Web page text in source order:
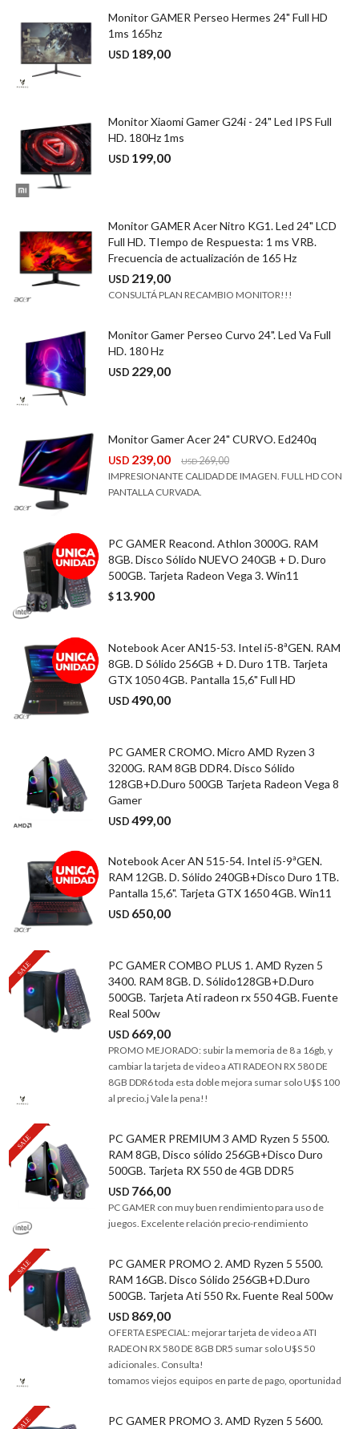
Monitor GAMER Perseo Hermes 24" Full HD
1ms 165hz
USD 189,00
Monitor Xiaomi Gamer G24i - 24" Led IPS Full
HD. 180Hz 1ms
USD 199,00
Monitor GAMER Acer Nitro KG1. Led 24" LCD
Full HD. TIempo de Respuesta: 1 ms VRB.
Frecuencia de actualización de 165 Hz
USD 219,00
CONSULTÁ PLAN RECAMBIO MONITOR!!!
Monitor Gamer Perseo Curvo 24". Led Va Full
HD. 180 Hz
USD 229,00
Monitor Gamer Acer 24" CURVO. Ed240q
USD 239,00 USD269,00
IMPRESIONANTE CALIDAD DE IMAGEN. FULL HD CON
PANTALLA CURVADA.
PC GAMER Reacond. Athlon 3000G. RAM
8GB. Disco Sólido NUEVO 240GB + D. Duro
500GB. Tarjeta Radeon Vega 3. Win11
$13.900
Notebook Acer AN15-53. Intel i5-8ªGEN. RAM
8GB. D Sólido 256GB + D. Duro 1TB. Tarjeta
GTX 1050 4GB. Pantalla 15,6" Full HD
USD490,00
PC GAMER CROMO. Micro AMD Ryzen 3
3200G. RAM 8GB DDR4. Disco Sólido
128GB+D.Duro 500GB Tarjeta Radeon Vega 8
Gamer
USD499,00
Notebook Acer AN 515-54. Intel i5-9ªGEN.
RAM 12GB. D. Sólido 240GB+Disco Duro 1TB.
Pantalla 15,6". Tarjeta GTX 1650 4GB. Win11
USD 650,00
PC GAMER COMBO PLUS 1. AMD Ryzen 5
3400. RAM 8GB. D. Sólido128GB+D.Duro
500GB. Tarjeta Ati radeon rx 550 4GB. Fuente
Real 500w
USD 669,00
PROMO MEJORADO: subir la memoria de 8 a 16gb, y
cambiar la tarjeta de video a ATI RADEON RX 580 DE
8GB DDR6 toda esta doble mejora sumar solo U$S 100
al precio.j Vale la pena!!
PC GAMER PREMIUM 3 AMD Ryzen 5 5500.
RAM 8GB, Disco sólido 256GB+Disco Duro
500GB. Tarjeta RX 550 de 4GB DDR5
USD 766,00
PC GAMER con muy buen rendimiento para uso de
juegos. Excelente relación precio-rendimiento
PC GAMER PROMO 2. AMD Ryzen 5 5500.
RAM 16GB. Disco Sólido 256GB+D.Duro
500GB. Tarjeta Ati 550 Rx. Fuente Real 500w
USD 869,00
OFERTA ESPECIAL: mejorar tarjeta de video a ATI
RADEON RX 580 DE 8GB DR5 sumar solo U$S 50
adicionales. Consulta!
tomamos viejos equipos en parte de pago, oportunidad
PC GAMER PROMO 3. AMD Ryzen 5 5600.